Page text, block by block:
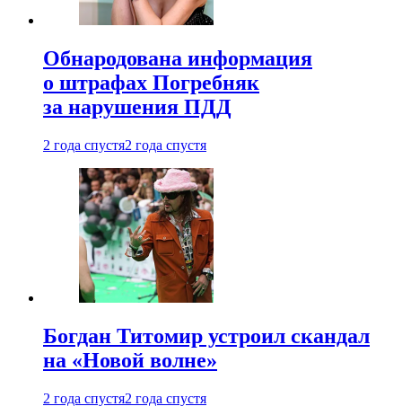
Обнародована информация
о штрафах Погребняк
за нарушения ПДД
2 года спустя2 года спустя
Богдан Титомир устроил скандал
на «Новой волне»
2 года спустя2 года спустя